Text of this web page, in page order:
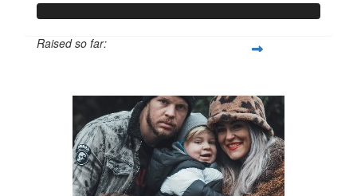
Raised so far: